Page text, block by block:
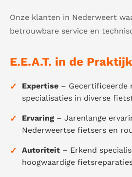
Onze klanten in Nederweert
betrouwbare service en
E.E.A.T. in de Praktijk
✓ Expertise – Gecertificeerde
specialisaties in diverse
✓ Ervaring – Jarenlange
Nederweertse fietsers en
✓ Autoriteit – Erkend
hoogwaardige